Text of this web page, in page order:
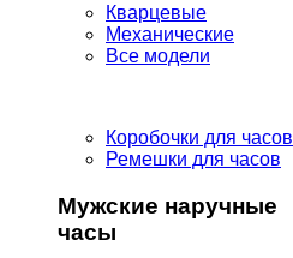
Кварцевые
Механические
Все модели
Коробочки для часов
Ремешки для часов
Мужские наручные
часы